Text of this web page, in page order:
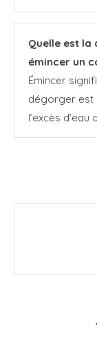
Quelle est
émincer un
Émincer
dégorger est
l’excès